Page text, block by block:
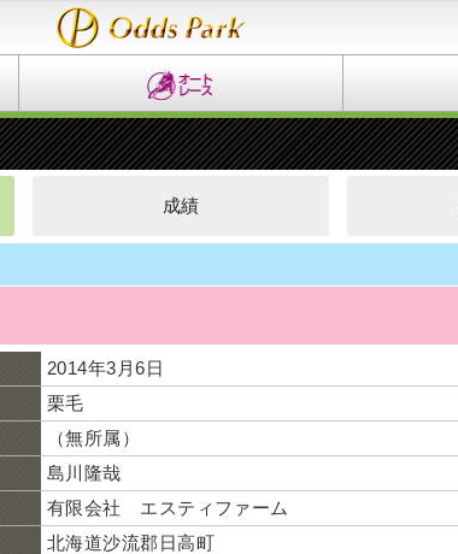
成績
2014年3月6日
栗毛
（無所属）
島川隆哉
有限会社 エスティファーム
北海道沙流郡日高町